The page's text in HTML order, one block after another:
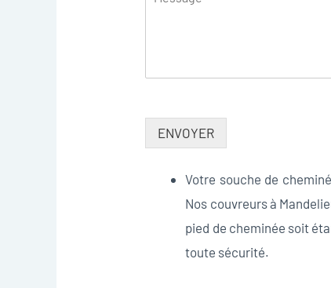
ENVOYER
Votre souche de
Nos couvreurs à
pied de cheminée soit
toute sécurité.